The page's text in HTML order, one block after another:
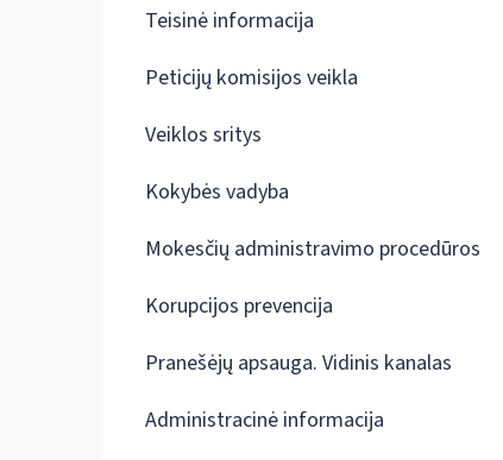
Teisinė informacija
Peticijų komisijos veikla
Veiklos sritys
Kokybės vadyba
Mokesčių administravimo procedūros
Korupcijos prevencija
Pranešėjų apsauga. Vidinis kanalas
Administracinė informacija